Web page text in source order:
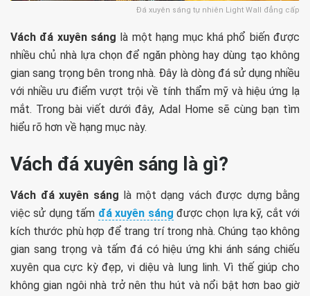
Đá xuyên sáng tự nhiên Light Wall đẳng cấp
Vách đá xuyên sáng là một hạng mục khá phổ biến được
nhiều chủ nhà lựa chọn để ngăn phòng hay dùng tạo không
gian sang trọng bên trong nhà. Đây là dòng đá sử dụng nhiều
với nhiều ưu điểm vượt trội về tính thẩm mỹ và hiệu ứng lạ
mắt. Trong bài viết dưới đây, Adal Home sẽ cùng bạn tìm
hiểu rõ hơn về hạng mục này.
Vách đá xuyên sáng là gì?
Vách đá xuyên sáng là một dạng vách được dựng bằng
việc sử dụng tấm đá xuyên sáng được chọn lựa kỹ, cắt với
kích thước phù hợp để trang trí trong nhà. Chúng tạo không
gian sang trọng và tấm đá có hiệu ứng khi ánh sáng chiếu
xuyên qua cực kỳ đẹp, vi diệu và lung linh. Vì thế giúp cho
không gian ngôi nhà trở nên thu hút và nổi bật hơn bao giờ